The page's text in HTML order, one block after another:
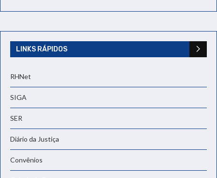
LINKS RÁPIDOS
RHNet
SIGA
SER
Diário da Justiça
Convênios